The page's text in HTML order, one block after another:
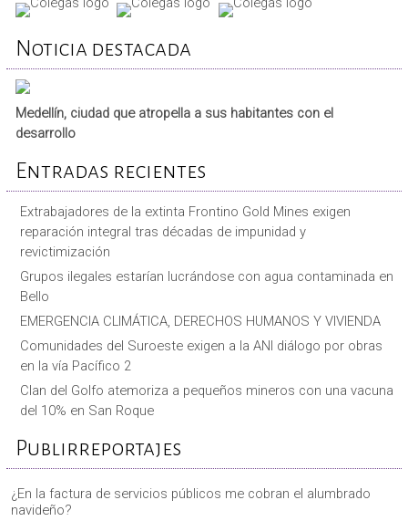
Noticia destacada
Medellín, ciudad que atropella a sus habitantes con el
desarrollo
Entradas recientes
Extrabajadores de la extinta Frontino Gold Mines exigen
reparación integral tras décadas de impunidad y
revictimización
Grupos ilegales estarían lucrándose con agua contaminada en
Bello
EMERGENCIA CLIMÁTICA, DERECHOS HUMANOS Y VIVIENDA
Comunidades del Suroeste exigen a la ANI diálogo por obras
en la vía Pacífico 2
Clan del Golfo atemoriza a pequeños mineros con una vacuna
del 10% en San Roque
Publirreportajes
¿En la factura de servicios públicos me cobran el alumbrado
navideño?